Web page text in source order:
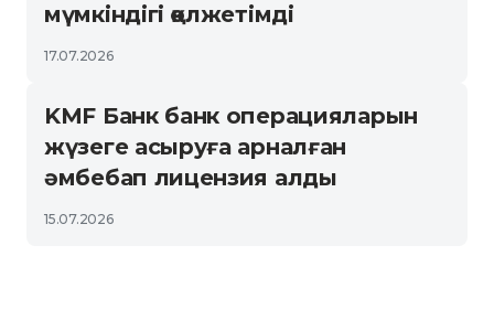
мүмкіндігі қолжетімді
17.07.2026
KMF Банк банк операцияларын
жүзеге асыруға арналған
әмбебап лицензия алды
15.07.2026